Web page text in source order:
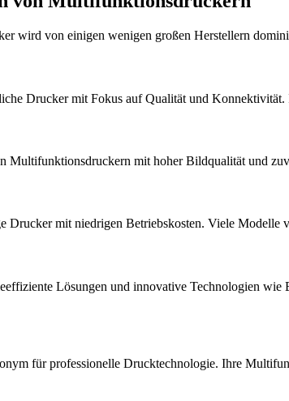
wird von einigen wenigen großen Herstellern
Drucker mit Fokus auf Qualität und
Multifunktionsdruckern mit hoher Bildqualität und
Drucker mit niedrigen Betriebskosten. Viele Modelle
Lösungen und innovative Technologien
für professionelle Drucktechnologie. Ihre